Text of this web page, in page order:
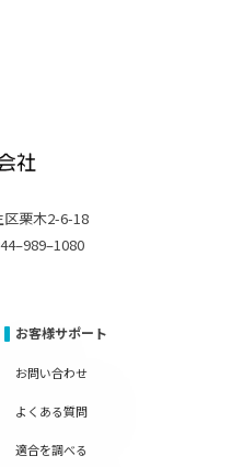
区栗木2-6-18
お客様サポート
お問い合わせ
よくある質問
適合を調べる